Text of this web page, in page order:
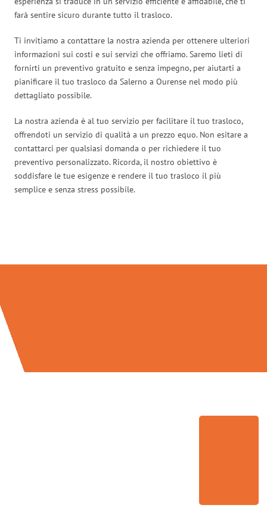
farà sentire sicuro durante tutto il trasloco.
Ti invitiamo a contattare la nostra azienda per ottenere ulteriori
informazioni sui costi e sui servizi che offriamo. Saremo lieti di
fornirti un preventivo gratuito e senza impegno, per aiutarti a
pianificare il tuo trasloco da Salerno a Ourense nel modo più
dettagliato possibile.
La nostra azienda è al tuo servizio per facilitare il tuo trasloco,
offrendoti un servizio di qualità a un prezzo equo. Non esitare a
contattarci per qualsiasi domanda o per richiedere il tuo
preventivo personalizzato. Ricorda, il nostro obiettivo è
soddisfare le tue esigenze e rendere il tuo trasloco il più
semplice e senza stress possibile.